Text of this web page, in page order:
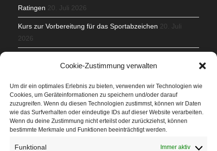
Cookie-Zustimmung verwalten
Um dir ein optimales Erlebnis zu bieten, verwenden wir Technologien wie
Cookies, um Geräteinformationen zu speichern und/oder darauf
zuzugreifen. Wenn du diesen Technologien zustimmst, können wir Daten
wie das Surfverhalten oder eindeutige IDs auf dieser Website verarbeiten.
Wenn du deine Zustimmung nicht erteilst oder zurückziehst, können
bestimmte Merkmale und Funktionen beeinträchtigt werden.
Funktional Immer aktiv
Ratingen 20. Juli 2026
Kurs zur Vorbereitung für das Sportabzeichen 20. Juli
2026
Veranstaltungen
Höffner Run
Schnuppertag